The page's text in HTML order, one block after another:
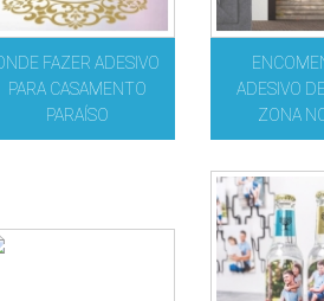
FAZER ADESIVO
PARA CASAMENTO
PARAÍSO
ADESIVO
ZONA